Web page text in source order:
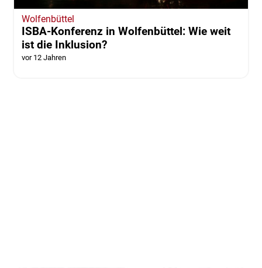
Wolfenbüttel
ISBA-Konferenz in Wolfenbüttel: Wie weit
ist die Inklusion?
vor 12 Jahren